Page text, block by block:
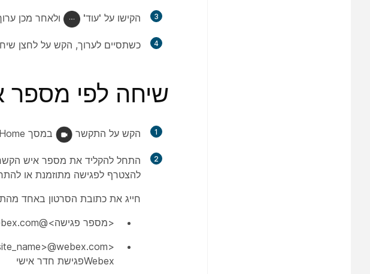
3 הקישו על 'עוד' ולאחר מכן
4 כשתסיים לערוך, הקש על לחצן
שיחה לפי מספר
1 הקש על התקשר במסך Home של הבקר.
2
התחל להקליד את מספר איש הקשר
להצטרף לפגישה מתוזמנת או
חייג את כתובת הסרטון באחד
<מספר פגישה>@webex.com עבור לוח זמנים Webex פגישה
Webexפגישת חדר אישי